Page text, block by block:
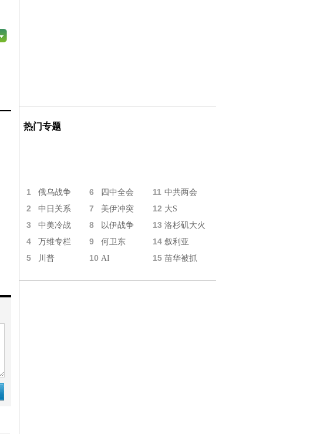
热门专题
1 俄乌战争 6 四中全会 11 中共两会
2 中日关系 7 美伊冲突 12 大S
3 中美冷战 8 以伊战争 13 洛杉矶大火
4 万维专栏 9 何卫东 14 叙利亚
5 川普 10 AI 15 苗华被抓